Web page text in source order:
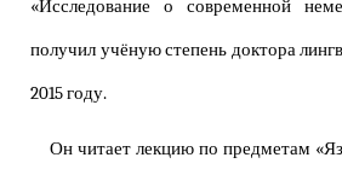
«Исследование о современной
получил учёную степень доктора
2015 году.
Он читает лекцию по предметам